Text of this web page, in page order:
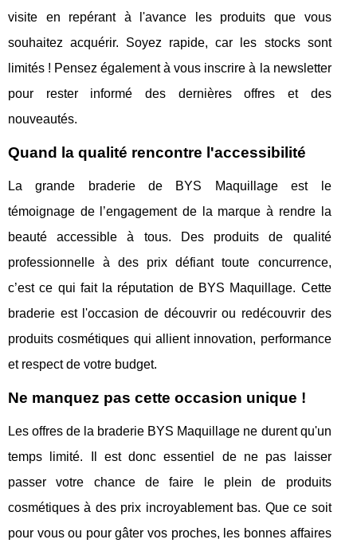
visite en repérant à l'avance les produits que vous
souhaitez acquérir. Soyez rapide, car les stocks sont
limités ! Pensez également à vous inscrire à la newsletter
pour rester informé des dernières offres et des
nouveautés.
Quand la qualité rencontre l'accessibilité
La grande braderie de BYS Maquillage est le
témoignage de l’engagement de la marque à rendre la
beauté accessible à tous. Des produits de qualité
professionnelle à des prix défiant toute concurrence,
c’est ce qui fait la réputation de BYS Maquillage. Cette
braderie est l'occasion de découvrir ou redécouvrir des
produits cosmétiques qui allient innovation, performance
et respect de votre budget.
Ne manquez pas cette occasion unique !
Les offres de la braderie BYS Maquillage ne durent qu'un
temps limité. Il est donc essentiel de ne pas laisser
passer votre chance de faire le plein de produits
cosmétiques à des prix incroyablement bas. Que ce soit
pour vous ou pour gâter vos proches, les bonnes affaires